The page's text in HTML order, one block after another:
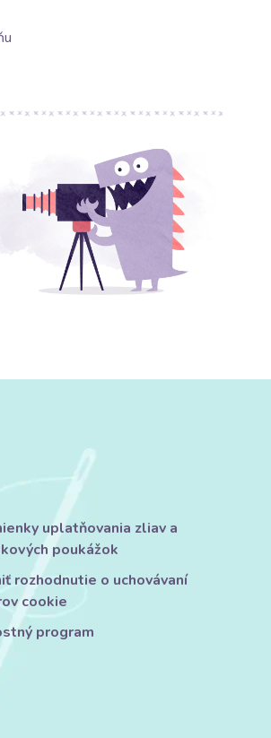
uplatňovania zliav a
poukážok
rozhodnutie o uchovávaní
cookie
program